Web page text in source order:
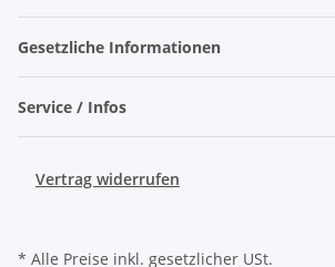
Gesetzliche Informationen
Service / Infos
Vertrag widerrufen
* Alle Preise inkl. gesetzlicher USt.